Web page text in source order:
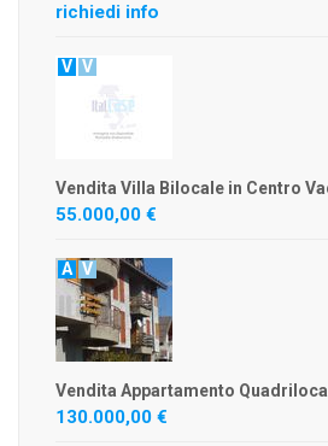
richiedi info
V V
Vendita Villa Bilocale in Centro
55.000,00 €
A V
Vendita Appartamento
130.000,00 €